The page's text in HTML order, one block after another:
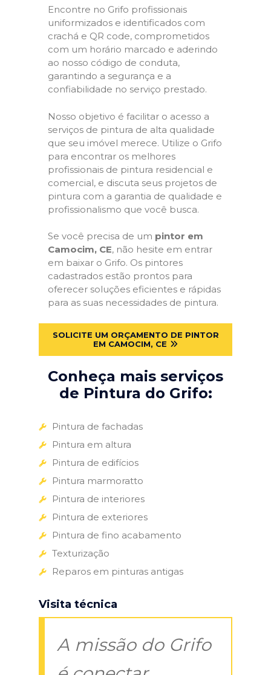
Encontre no Grifo profissionais
uniformizados e identificados com
crachá e QR code, comprometidos
com um horário marcado e aderindo
ao nosso código de conduta,
garantindo a segurança e a
confiabilidade no serviço prestado.
Nosso objetivo é facilitar o acesso a
serviços de pintura de alta qualidade
que seu imóvel merece. Utilize o Grifo
para encontrar os melhores
profissionais de pintura residencial e
comercial, e discuta seus projetos de
pintura com a garantia de qualidade e
profissionalismo que você busca.
Se você precisa de um pintor em
Camocim, CE, não hesite em entrar
em baixar o Grifo. Os pintores
cadastrados estão prontos para
oferecer soluções eficientes e rápidas
para as suas necessidades de pintura.
SOLICITE UM ORÇAMENTO DE PINTOR
EM CAMOCIM, CE
Conheça mais serviços
de Pintura do Grifo:
Pintura de fachadas
Pintura em altura
Pintura de edifícios
Pintura marmoratto
Pintura de interiores
Pintura de exteriores
Pintura de fino acabamento
Texturização
Reparos em pinturas antigas
Visita técnica
A missão do Grifo